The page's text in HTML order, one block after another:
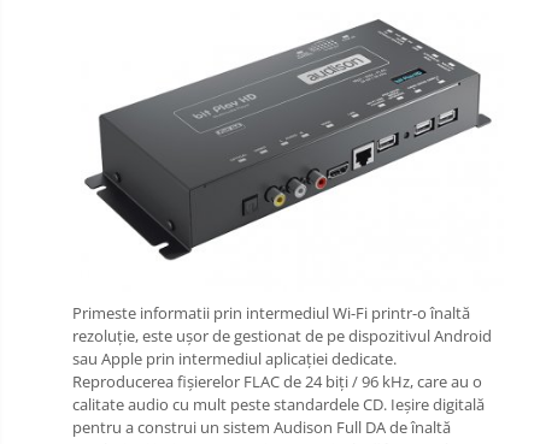
Primeste informatii prin intermediul Wi-Fi printr-o înaltă
rezoluție, este ușor de gestionat de pe dispozitivul Android
sau Apple prin intermediul aplicației dedicate.
Reproducerea fișierelor FLAC de 24 biți / 96 kHz, care au o
calitate audio cu mult peste standardele CD. Ieșire digitală
pentru a construi un sistem Audison Full DA de înaltă